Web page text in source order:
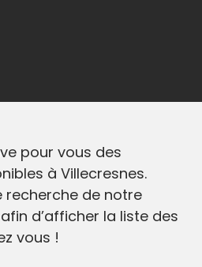
pour vous des
à Villecresnes.
recherche de notre
d’afficher la liste des
vous !